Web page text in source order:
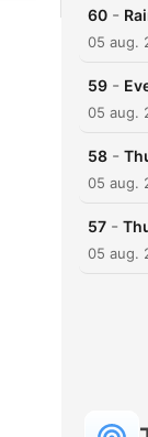
60 -
05 aug.
59 -
05 aug.
58 -
05 aug.
57 -
05 aug.